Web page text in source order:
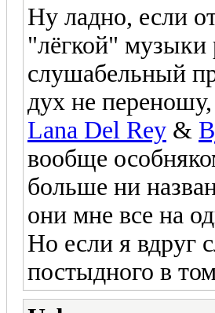
Ну ладно, если
"лёгкой" музыки
слушабельный
дух не
Lana Del Rey &
вообще
больше ни
они мне все на
Но если я вдруг
постыдного в